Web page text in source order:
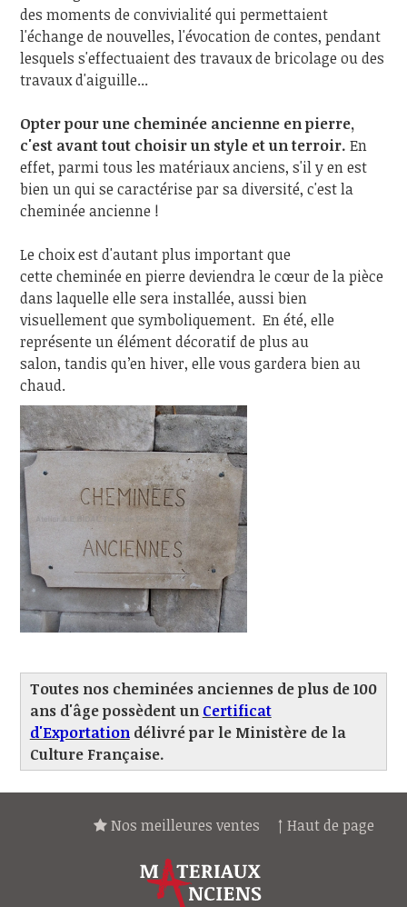
des moments de convivialité qui permettaient
l'échange de nouvelles, l'évocation de contes, pendant
lesquels s'effectuaient des travaux de bricolage ou des
travaux d'aiguille...
Opter pour une cheminée ancienne en pierre,
c'est avant tout choisir un style et un terroir. En
effet, parmi tous les matériaux anciens, s'il y en est
bien un qui se caractérise par sa diversité, c'est la
cheminée ancienne !
Le choix est d'autant plus important que
cette cheminée en pierre deviendra le cœur de la pièce
dans laquelle elle sera installée, aussi bien
visuellement que symboliquement. En été, elle
représente un élément décoratif de plus au
salon, tandis qu’en hiver, elle vous gardera bien au
chaud.
Toutes nos cheminées anciennes de plus de 100
ans d'âge possèdent un Certificat
d'Exportationdélivré par le Ministère de la
Culture Française.
↑ Haut de page
Nos meilleures ventes